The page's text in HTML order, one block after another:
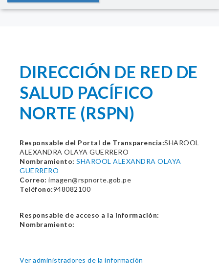
DIRECCIÓN DE RED DE
SALUD PACÍFICO
NORTE (RSPN)
Responsable del Portal de Transparencia:SHAROOL
ALEXANDRA OLAYA GUERRERO
Nombramiento: SHAROOL ALEXANDRA OLAYA
GUERRERO
Correo: imagen@rspnorte.gob.pe
Teléfono:948082100
Responsable de acceso a la información:
Nombramiento:
Ver administradores de la información